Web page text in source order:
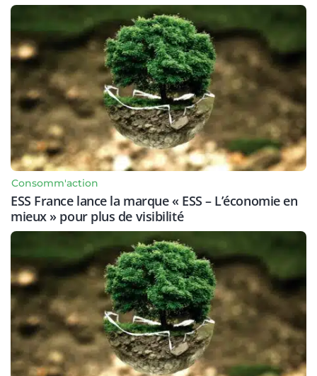
Consomm'action
ESS France lance la marque « ESS – L’économie en
mieux » pour plus de visibilité